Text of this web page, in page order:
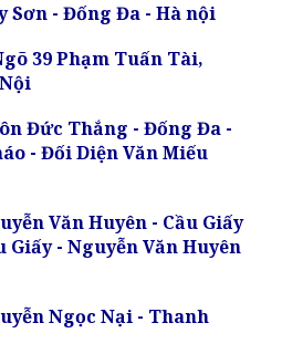
Sơn - Đống Đa - Hà nội
39 Phạm Tuấn Tài,
Đức Thắng - Đống Đa -
- Đối Diện Văn Miếu
Văn Huyên - Cầu Giấy
Giấy - Nguyễn Văn Huyên
Ngọc Nại - Thanh